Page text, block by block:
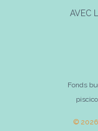
AVEC
Fonds
© 2026